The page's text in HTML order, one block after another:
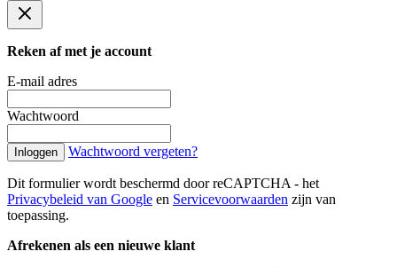
Reken af met je account
E-mail adres
Wachtwoord
Inloggen Wachtwoord vergeten?
Dit formulier wordt beschermd door reCAPTCHA - het
Privacybeleid van Google en Servicevoorwaarden zijn van
toepassing.
Afrekenen als een nieuwe klant